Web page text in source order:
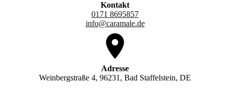
Kontakt
0171 8695857
info@caramale.de
Adresse
Weinbergstraße 4, 96231, Bad Staffelstein, DE